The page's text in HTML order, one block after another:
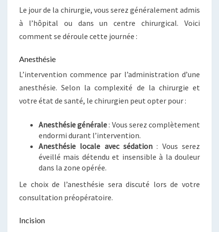
Le jour de la chirurgie, vous serez généralement admis
à l’hôpital ou dans un centre chirurgical. Voici
comment se déroule cette journée :
Anesthésie
L’intervention commence par l’administration d’une
anesthésie. Selon la complexité de la chirurgie et
votre état de santé, le chirurgien peut opter pour :
Anesthésie générale: Vous serez complètement
endormi durant l’intervention.
Anesthésie locale avec sédation : Vous serez
éveillé mais détendu et insensible à la douleur
dans la zone opérée.
Le choix de l’anesthésie sera discuté lors de votre
consultation préopératoire.
Incision